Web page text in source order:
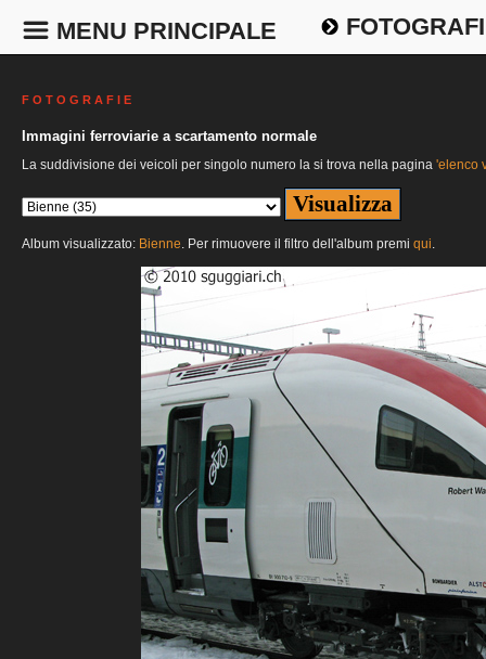
MENU PRINCIPALE
F O T O G R A F I E
Immagini ferroviarie a scartamento normale
La suddivisione dei veicoli per singolo numero la si trova nella pagina 'elenco
Album visualizzato: Bienne. Per rimuovere il filtro dell'album premi qui.